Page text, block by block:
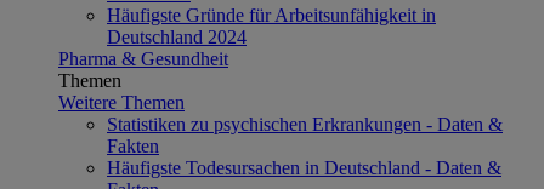
Häufigste Gründe für Arbeitsunfähigkeit in
Deutschland 2024
Pharma & Gesundheit
Themen
Weitere Themen
Statistiken zu psychischen Erkrankungen - Daten &
Fakten
Häufigste Todesursachen in Deutschland - Daten &